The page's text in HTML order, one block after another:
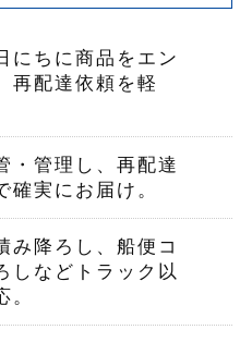
にちに商品をエン
再配達依頼を軽
・管理し、再配達
確実にお届け。
み降ろし、船便コ
しなどトラック以
。